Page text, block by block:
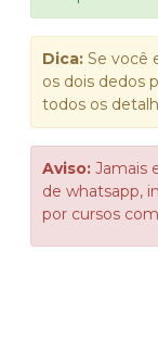
Dica: Se você
os dois dedos
todos os
Aviso: Jamais
de whatsapp,
por cursos